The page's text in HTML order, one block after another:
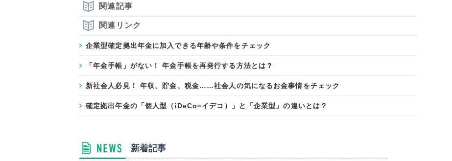
関連記事
関連リンク
企業型確定拠出年金に加入できる年齢や条件をチェック
「年金手帳」がない！ 年金手帳を再発行する方法とは？
新社会人必見！ 年収、貯金、税金……社会人の気になるお金事情をチェック
確定拠出年金の「個人型（iDeCo=イデコ）」と「企業型」の違いとは？
新着記事